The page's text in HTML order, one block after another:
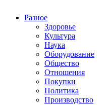
Разное
Здоровье
Культура
Наука
Оборудование
Общество
Отношения
Покупки
Политика
Производство